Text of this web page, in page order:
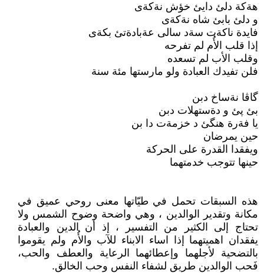
هةكة دلئ دايئ خؤش نةكةى
و دلئ بابئ شاه نةكةى
فايدة ناكةت سةد سالى عةبادةتئ بكةى
إذا قلب الأُم لم تفرحه
وقلب الأب لم تسعده
فلن تفيدك العبادة ولو مارستها مئة سنة
گاڤا نةساخ دبن
بئ پئ و دةستهلات دبن
يا فةرة هنگئ د خزمةت دا بن
حين يمرضان
ويفقدا القدرة على الحركة
حينها تتوجب خدمتهما
هذه السبقات تحمل في طيّاتها معنى روحي عميق في
مكانة وتقدير الوالدين ، وهي واضحة وضوح الشمس ولا
تحتاج إلى الكثير من التفسير ، إذ أن الدين والعبادة
يفقدان اهميتهما إذا اساء الابناء للآب والأُم ولم يقوموا
بالتضحية لأجلهما وإعطائهما الرعاية والعطف والحب،
فَحب الوالدين طريق لشفاء النفس وحب الخالق.